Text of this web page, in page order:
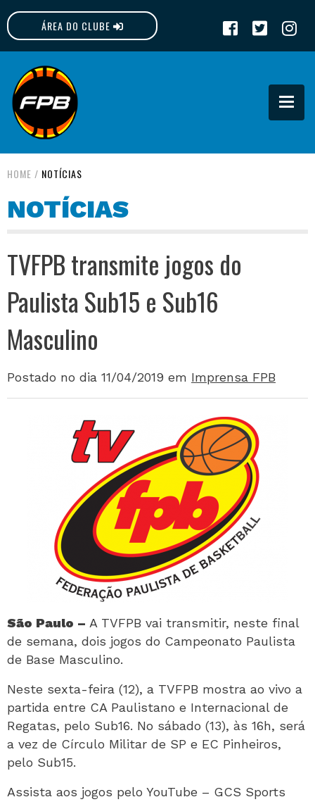
ÁREA DO CLUBE
FPB
HOME / NOTÍCIAS
NOTÍCIAS
TVFPB transmite jogos do
Paulista Sub15 e Sub16
Masculino
Postado no dia 11/04/2019 em Imprensa FPB
São Paulo – A TVFPB vai transmitir, neste final
de semana, dois jogos do Campeonato Paulista
de Base Masculino.
Neste sexta-feira (12), a TVFPB mostra ao vivo a
partida entre CA Paulistano e Internacional de
Regatas, pelo Sub16. No sábado (13), às 16h, será
a vez de Círculo Militar de SP e EC Pinheiros,
pelo Sub15.
Assista aos jogos pelo YouTube – GCS Sports